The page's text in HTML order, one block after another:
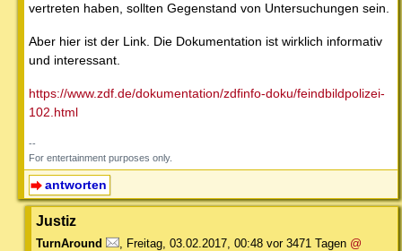
vertreten haben, sollten Gegenstand von Untersuchungen sein.
Aber hier ist der Link. Die Dokumentation ist wirklich informativ
und interessant.
https://www.zdf.de/dokumentation/zdfinfo-doku/feindbildpolizei-
102.html
--
For entertainment purposes only.
antworten
Justiz
TurnAround Freitag, 03.02.2017, 00:48 vor 3471 Tagen @